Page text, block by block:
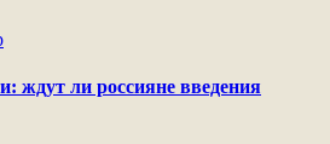
ждут ли россияне введения